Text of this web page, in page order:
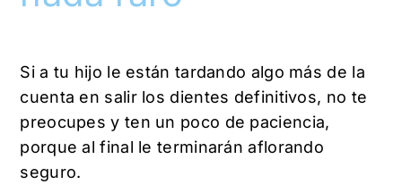
Si a tu hijo le están tardando algo más de la
cuenta en salir los dientes definitivos, no te
preocupes y ten un poco de paciencia,
porque al final le terminarán aflorando
seguro.